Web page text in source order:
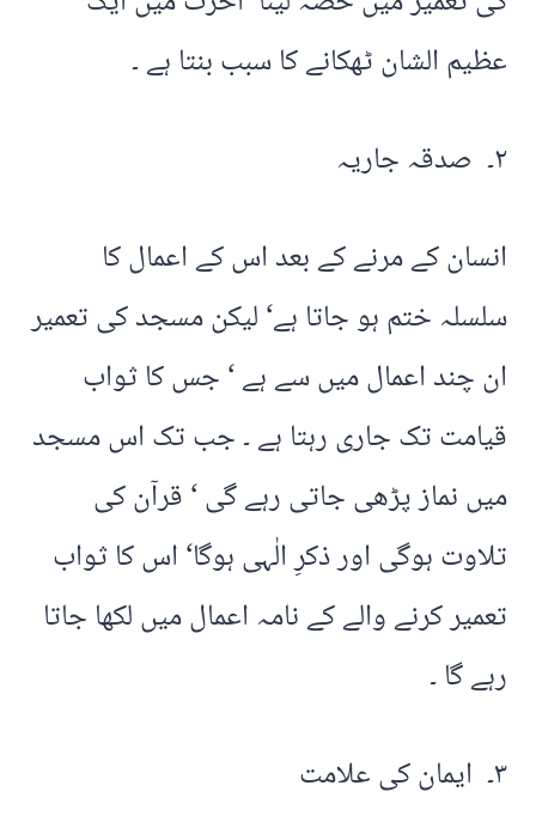
عظیم الشان ٹھکانے کا سبب بنتا ہے ۔
۲۔ صدقہ جاریہ
انسان کے مرنے کے بعد اس کے اعمال کا
سلسلہ ختم ہو جاتا ہے‘ لیکن مسجد کی تعمیر
ان چند اعمال میں سے ہے ‘ جس کا ثواب
قیامت تک جاری رہتا ہے ۔ جب تک اس مسجد
میں نماز پڑھی جاتی رہے گی ‘ قرآن کی
تلاوت ہوگی اور ذکرِ الٰہی ہوگا‘ اس کا ثواب
تعمیر کرنے والے کے نامہ اعمال میں لکھا جاتا
رہے گا ۔
۳۔ ایمان کی علامت